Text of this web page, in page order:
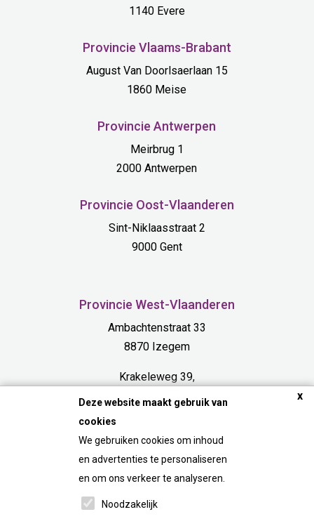
1140 Evere
Provincie Vlaams-Brabant
August Van Doorlsaerlaan 15
1860 Meise
Provincie Antwerpen
Meirbrug 1
2000 Antwerpen
Provincie Oost-Vlaanderen
Sint-Niklaasstraat 2
9000 Gent
Provincie West-Vlaanderen
Ambachtenstraat 33
8870 Izegem
Krakeleweg 39,
8000 Bruges
Bosdel 54 A
3600 Genk
FAQ
x
Deze website maakt gebruik van
cookies
We gebruiken cookies om inhoud
en advertenties te personaliseren
en om ons verkeer te analyseren.
Noodzakelijk